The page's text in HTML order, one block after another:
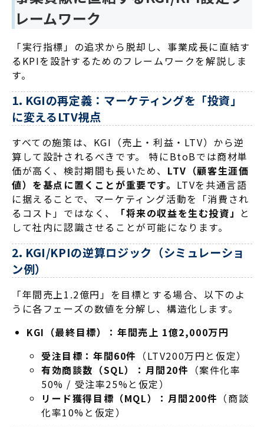
レームワーク
「実行指標」の追求から脱却し、事業成長に直結す
るKPIを設計するためのフレームワークを解説しま
す。
1. KGIの再定義：マーケティングを「投資」
に変えるLTV視点
すべての施策は、KGI（売上・利益・LTV）から逆
算して設計されるべきです。 特にBtoBでは商材単
価が高く、検討期間も長いため、 LTV（顧客生涯価
値） を基点に置くことが重要です。 LTVを共通言語
に据えることで、マーケティング活動を「消費され
るコスト」ではなく、
「将来の収益を生む投資」 と
して社内に認識させることが可能になります。
2. KGI/KPIの逆算ロジック（シミュレーショ
ン例）
「年間売上1.2億円」を目標とする場合、以下のよ
うに各フェーズの数値を分解し、構造化します。
KGI（最終目標）：年間売上 1億2,000万円
受注目標：年間60件 （LTV200万円と仮定）
有効商談数（SQL）：月間20件 （案件化率
50% / 受注率25%と仮定）
リード獲得目標（MQL）：月間200件 （商談
化率10%と仮定）